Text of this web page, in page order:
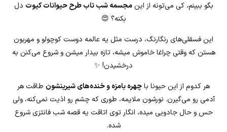
بگو ببینم، کی می‌تونه از اینمجسمه شب تاب طرح حیوانات کیوت دل
بکنه؟ 😍
این فسقلی‌های رنگارنگ، درست مثل یه عالمه دوست کوچولو و مهربون
هستن که وقتی چراغا خاموش میشه، تازه بیدار میشن و شروع می‌کنن به
درخشیدن! ✨
هر کدوم از این حیونا باچهره بامزه و خنده‌های شیرینشون طاقت هر
آدمی رو می‌گیرن. نورشون ملایمه، طوری که چشم رو اذیت نمی‌کنه، ولی
حس و حال جادویی میده، انگار توی اتاقت یه قصه شب فانتزی شروع
شده.